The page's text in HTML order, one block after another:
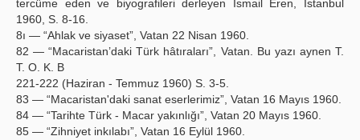
tercüme eden ve biyografileri derleyen İsmail Eren, İstanbul
1960, S. 8-16.
8ı — “Ahlak ve siyaset”, Vatan 22 Nisan 1960.
82 — “Macaristan’daki Türk hâtıraları”, Vatan. Bu yazı aynen T.
T. O. K. B
221-222 (Haziran - Temmuz 1960) S. 3-5.
83 — “Macaristan'daki sanat eserlerimiz”, Vatan 16 Mayıs 1960.
84 — “Tarihte Türk - Macar yakınlığı”, Vatan 20 Mayıs 1960.
85 — “Zihniyet inkılabı”, Vatan 16 Eylül 1960.